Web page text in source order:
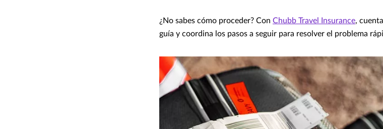
¿No sabes cómo proceder? Con Chubb Travel Insurance,
guía y coordina los pasos a seguir para resolver el problema